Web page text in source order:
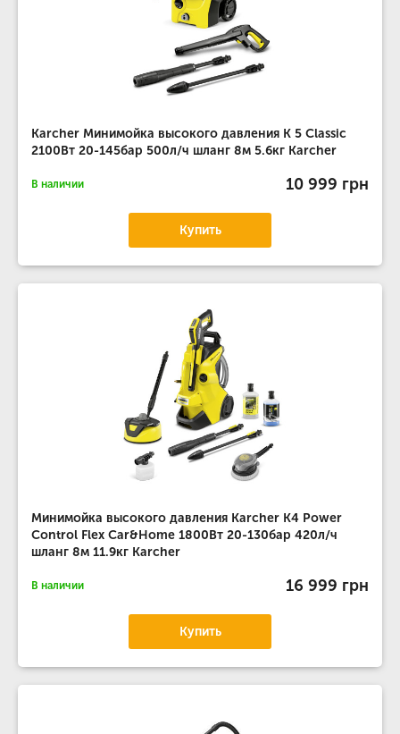
Karcher Минимойка высокого давления K 5 Classic
2100Вт 20-145бар 500л/ч шланг 8м 5.6кг Karcher
В наличии 10 999 грн
Купить
Минимойка высокого давления Karcher K4 Power
Control Flex Car&Home 1800Вт 20-130бар 420л/ч
шланг 8м 11.9кг Karcher
В наличии 16 999 грн
Купить